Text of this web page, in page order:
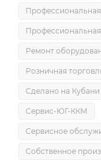
Профессиональная
Ремонт
Розничная
Сделано на Кубани
Сервис-ЮГ-ККМ
Сервисное
Собственное